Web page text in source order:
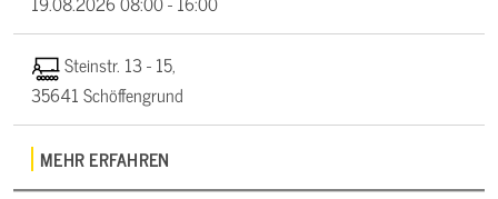
Steinstr. 13 - 15,
35641 Schöffengrund
MEHR ERFAHREN